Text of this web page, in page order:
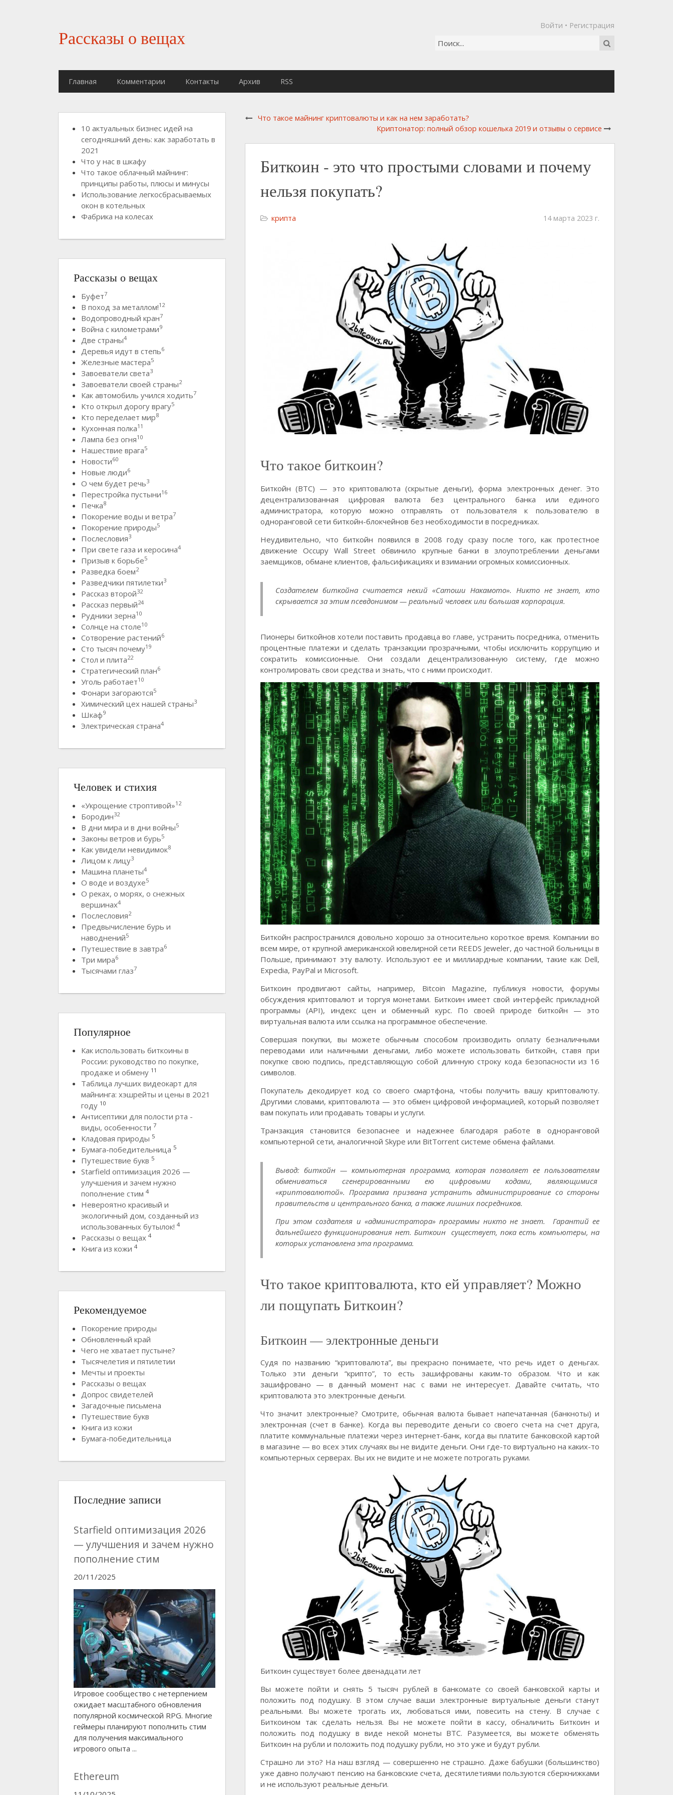
Рассказы о вещах
Войти • Регистрация
Главная Комментарии Контакты Архив RSS
Что такое майнинг криптовалюты и как на нем заработать?
Криптонатор: полный обзор кошелька 2019 и отзывы о сервисе
Биткоин - это что простыми словами и почему
нельзя покупать?
крипта 14 марта 2023 г.
Что такое биткоин?
Биткойн (ВТС) — это криптовалюта (скрытые деньги), форма электронных денег. Это
децентрализованная цифровая валюта без центрального банка или единого
администратора, которую можно отправлять от пользователя к пользователю в
одноранговой сети биткойн-блокчейнов без необходимости в посредниках.
Неудивительно, что биткойн появился в 2008 году сразу после того, как протестное
движение Occupy Wall Street обвинило крупные банки в злоупотреблении деньгами
заемщиков, обмане клиентов, фальсификациях и взимании огромных комиссионных.
Создателем биткойна считается некий «Сатоши Накамото». Никто не знает, кто
скрывается за этим псевдонимом — реальный человек или большая корпорация.
Пионеры биткойнов хотели поставить продавца во главе, устранить посредника, отменить
процентные платежи и сделать транзакции прозрачными, чтобы исключить коррупцию и
сократить комиссионные. Они создали децентрализованную систему, где можно
контролировать свои средства и знать, что с ними происходит.
Биткойн распространился довольно хорошо за относительно короткое время. Компании во
всем мире, от крупной американской ювелирной сети REEDS Jeweler, до частной больницы в
Польше, принимают эту валюту. Используют ее и миллиардные компании, такие как Dell,
Expedia, PayPal и Microsoft.
Биткоин продвигают сайты, например, Bitcoin Magazine, публикуя новости, форумы
обсуждения криптовалют и торгуя монетами. Биткоин имеет свой интерфейс прикладной
программы (API), индекс цен и обменный курс. По своей природе биткойн — это
виртуальная валюта или ссылка на программное обеспечение.
Совершая покупки, вы можете обычным способом производить оплату безналичными
переводами или наличными деньгами, либо можете использовать биткойн, ставя при
покупке свою подпись, представляющую собой длинную строку кода безопасности из 16
символов.
Покупатель декодирует код со своего смартфона, чтобы получить вашу криптовалюту.
Другими словами, криптовалюта — это обмен цифровой информацией, который позволяет
вам покупать или продавать товары и услуги.
Транзакция становится безопаснее и надежнее благодаря работе в одноранговой
компьютерной сети, аналогичной Skype или BitTorrent системе обмена файлами.
Вывод: биткойн — компьютерная программа, которая позволяет ее пользователям
обмениваться сгенерированными ею цифровыми кодами, являющимися
«криптовалютой». Программа призвана устранить администрирование со стороны
правительств и центрального банка, а также лишних посредников.
При этом создателя и «администратора» программы никто не знает. Гарантий ее
дальнейшего функционирования нет. Биткоин существует, пока есть компьютеры, на
которых установлена эта программа.
Что такое криптовалюта, кто ей управляет? Можно
ли пощупать Биткоин?
Биткоин — электронные деньги
Судя по названию “криптовалюта”, вы прекрасно понимаете, что речь идет о деньгах.
Только эти деньги “крипто”, то есть зашифрованы каким-то образом. Что и как
зашифровано — в данный момент нас с вами не интересует. Давайте считать, что
криптовалюта это электронные деньги.
Что значит электронные? Смотрите, обычная валюта бывает напечатанная (банкноты) и
электронная (счет в банке). Когда вы переводите деньги со своего счета на счет друга,
платите коммунальные платежи через интернет-банк, когда вы платите банковской картой
в магазине — во всех этих случаях вы не видите деньги. Они где-то виртуально на каких-то
компьютерных серверах. Вы их не видите и не можете потрогать руками.
Биткоин существует более двенадцати лет
Вы можете пойти и снять 5 тысяч рублей в банкомате со своей банковской карты и
положить под подушку. В этом случае ваши электронные виртуальные деньги станут
реальными. Вы можете трогать их, любоваться ими, повесить на стену. В случае с
Биткоином так сделать нельзя. Вы не можете пойти в кассу, обналичить Биткоин и
положить под подушку в виде некой монеты BTC. Разумеется, вы можете обменять
Биткоин на рубли и положить под подушку рубли, но это уже и будут рубли.
Страшно ли это? На наш взгляд — совершенно не страшно. Даже бабушки (большинство)
уже давно получают пенсию на банковские счета, десятилетиями пользуются cберкнижками
и не используют реальные деньги.
10 актуальных бизнес идей на
сегодняшний день: как заработать в
2021
Что у нас в шкафу
Что такое облачный майнинг:
принципы работы, плюсы и минусы
Использование легкосбрасываемых
окон в котельных
Фабрика на колесах
Рассказы о вещах
Буфет7
В поход за металлом!12
Водопроводный кран7
Война с километрами9
Две страны4
Деревья идут в степь6
Железные мастера5
Завоеватели света3
Завоеватели своей страны2
Как автомобиль учился ходить7
Кто открыл дорогу врагу5
Кто переделает мир8
Кухонная полка11
Лампа без огня10
Нашествие врага5
Новости60
Новые люди6
О чем будет речь3
Перестройка пустыни16
Печка8
Покорение воды и ветра7
Покорение природы5
Послесловия3
При свете газа и керосина4
Призыв к борьбе5
Разведка боем2
Разведчики пятилетки3
Рассказ второй32
Рассказ первый24
Рудники зерна10
Солнце на столе10
Сотворение растений6
Сто тысяч почему19
Стол и плита22
Стратегический план6
Уголь работает10
Фонари загораются5
Химический цех нашей страны3
Шкаф9
Электрическая страна4
Человек и стихия
«Укрощение строптивой»12
Бородин32
В дни мира и в дни войны5
Законы ветров и бурь5
Как увидели невидимок8
Лицом к лицу3
Машина планеты4
О воде и воздухе5
О реках, о морях, о снежных
вершинах4
Послесловия2
Предвычисление бурь и
наводнений5
Путешествие в завтра6
Три мира6
Тысячами глаз7
Популярное
Как использовать биткоины в
России: руководство по покупке,
продаже и обмену 11
Таблица лучших видеокарт для
майнинга: хэшрейты и цены в 2021
году 10
Антисептики для полости рта -
виды, особенности 7
Кладовая природы 5
Бумага-победительница 5
Путешествие букв 5
Starfield оптимизация 2026 —
улучшения и зачем нужно
пополнение стим 4
Невероятно красивый и
экологичный дом, созданный из
использованных бутылок! 4
Рассказы о вещах 4
Книга из кожи 4
Рекомендуемое
Покорение природы
Обновленный край
Чего не хватает пустыне?
Тысячелетия и пятилетии
Мечты и проекты
Рассказы о вещах
Допрос свидетелей
Загадочные письмена
Путешествие букв
Книга из кожи
Бумага-победительница
Последние записи
Starfield оптимизация 2026
— улучшения и зачем нужно
пополнение стим
20/11/2025
Игровое сообщество с нетерпением
ожидает масштабного обновления
популярной космической RPG. Многие
геймеры планируют пополнить стим
для получения максимального
игрового опыта ...
Ethereum